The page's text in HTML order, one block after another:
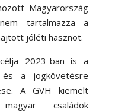
Magyarország
tartalmazza a
jóléti hasznot.
2023-ban is a
a jogkövetésre
A GVH kiemelt
családok